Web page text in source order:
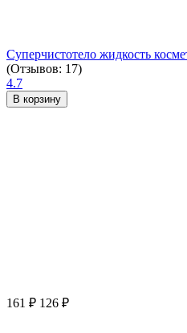
Суперчистотело жидкость
(Отзывов: 17)
4.7
В корзину
161 ₽ 126 ₽